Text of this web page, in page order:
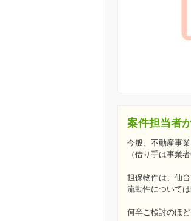
案件担当者
今般、不動産事
（借り手は事業者
担保物件は、仙
流動性について
何卒ご検討のほ